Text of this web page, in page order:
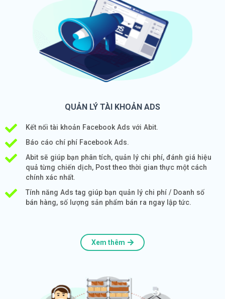
QUẢN LÝ TÀI KHOẢN ADS
Kết nối tài khoản Facebook Ads với Abit.
Báo cáo chí phí Facebook Ads.
Abit sẽ giúp bạn phân tích, quản lý chi phí, đánh giá hiệu
quả từng chiến dịch, Post theo thời gian thực một cách
chính xác nhất.
Tính năng Ads tag giúp bạn quản lý chi phí / Doanh số
bán hàng, số lượng sản phẩm bán ra ngay lập tức.
Xem thêm